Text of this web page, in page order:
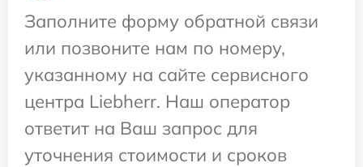
Заполните форму обратной связи
или позвоните нам по номеру,
указанному на сайте сервисного
центра Liebherr. Наш оператор
ответит на Ваш запрос для
уточнения стоимости и сроков